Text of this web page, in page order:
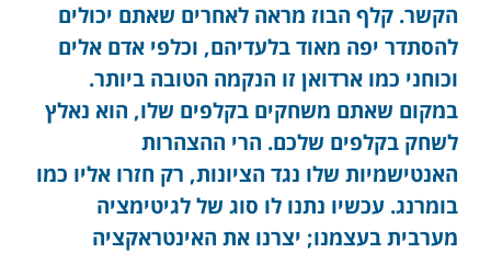
הקשר. קלף הבוז מראה לאחרים שאתם יכולים
להסתדר יפה מאוד בלעדיהם, וכלפי אדם אלים
וכוחני כמו ארדואן זו הנקמה הטובה ביותר.
במקום שאתם משחקים בקלפים שלו, הוא נאלץ
לשחק בקלפים שלכם. הרי ההצהרות
האנטישמיות שלו נגד הציונות, רק חזרו אליו כמו
בומרנג. עכשיו נתנו לו סוג של לגיטימציה
מערבית בעצמנו; יצרנו את האינטראקציה